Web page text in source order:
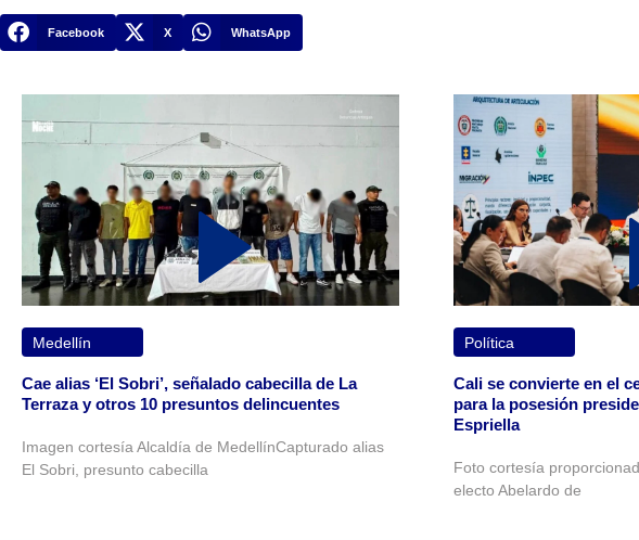
Facebook X WhatsApp
Medellín
Cae alias ‘El Sobri’, señalado cabecilla de La
Terraza y otros 10 presuntos delincuentes
Imagen cortesía Alcaldía de MedellínCapturado alias
El Sobri, presunto cabecilla
Política
Cali se convierte en el
para la posesión
Espriella
Foto cortesía
electo Abelardo de